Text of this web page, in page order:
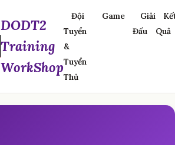
DODT2
Training
WorkShop
Đội
Tuyển
&
Tuyển
Thủ
Game
Giải
Đấu
Quả